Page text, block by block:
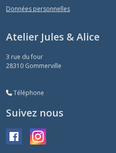
Données personnelles
Atelier Jules & Alice
3 rue du four
28310 Gommerville
Téléphone
Suivez nous